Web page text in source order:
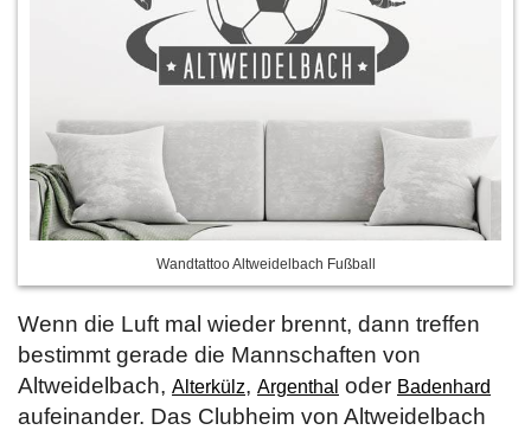
Wandtattoo Altweidelbach Fußball
Wenn die Luft mal wieder brennt, dann treffen
bestimmt gerade die Mannschaften von
Altweidelbach, Alterkülz, Argenthal oder Badenhard
aufeinander. Das Clubheim von Altweidelbach